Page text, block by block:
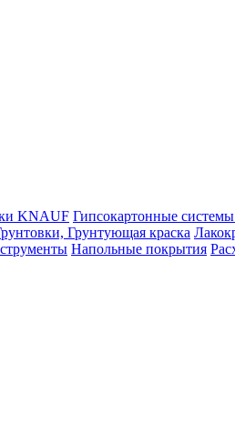
KNAUF Гипсокартонные
Грунтующая краска
Напольные покрытия